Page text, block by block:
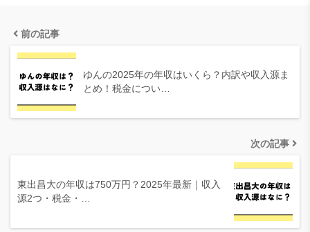
前の記事
ゆんの2025年の年収はいくら？内訳や収入源ま
とめ！税金につい…
次の記事
東出昌大の年収は750万円？2025年最新｜収入
源2つ・税金・…